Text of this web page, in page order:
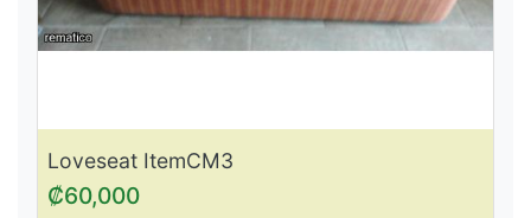
Loveseat ItemCM3
₡60,000